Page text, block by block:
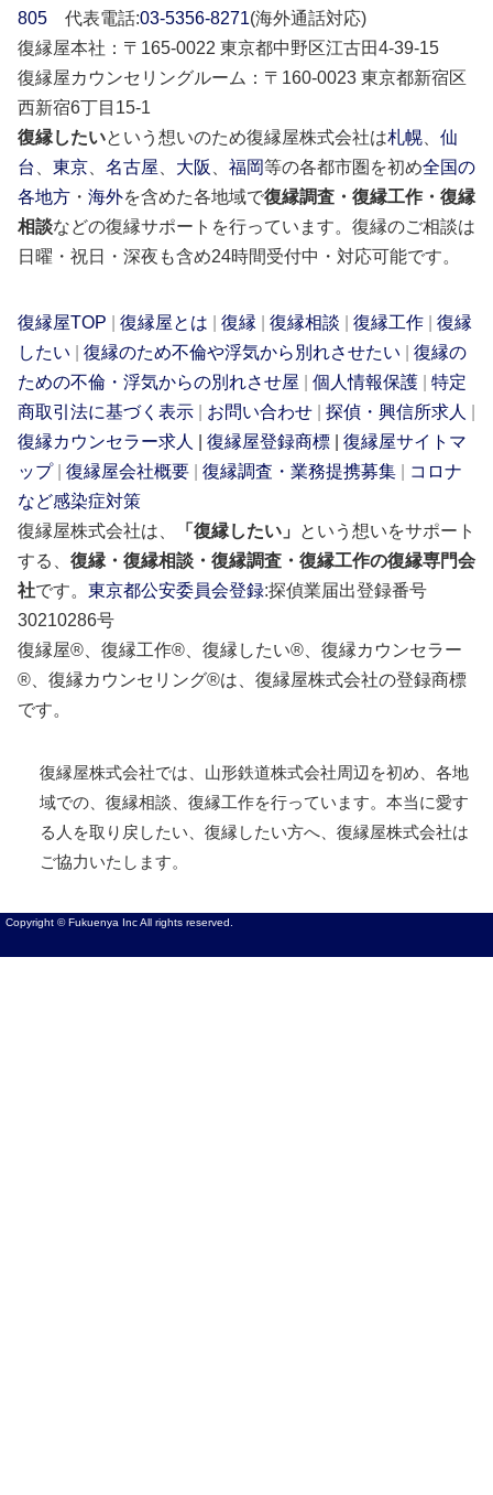
805 代表電話:03-5356-8271(海外通話対応)
復縁屋本社：〒165-0022 東京都中野区江古田4-39-15
復縁屋カウンセリングルーム：〒160-0023 東京都新宿区
西新宿6丁目15-1
復縁したいという想いのため復縁屋株式会社は札幌
仙
台
東京 名古屋 大阪 福岡等の各都市圏を初め全国の
各地方 ・ 海外を含めた各地域で復縁調査・復縁工作・復縁
相談などの復縁サポートを行っています。復縁のご相談は
日曜・祝日・深夜も含め24時間受付中・対応可能です。
復縁屋TOP 復縁屋とは 復縁 復縁相談 復縁工作
復縁
したい
復縁のため不倫や浮気から別れさせたい
復縁の
ための不倫・浮気からの別れさせ屋
個人情報保護
特定
商取引法に基づく表示
お問い合わせ 探偵・興信所求人
復縁カウンセラー求人
復縁屋登録商標
復縁屋サイトマ
ップ| 復縁屋会社概要 復縁調査・業務提携募集
コロナ
など感染症対策
復縁屋株式会社は、
「復縁したい」
という想いをサポート
する、 復縁・復縁相談・復縁調査・復縁工作の復縁専門会
社です。 東京都公安委員会登録:探偵業届出登録番号
30210286号
復縁屋®、復縁工作®、復縁したい®、復縁カウンセラー
®、復縁カウンセリング®は、復縁屋株式会社の登録商標
です。
復縁屋株式会社では、山形鉄道株式会社周辺を初め、各地
域での、復縁相談、復縁工作を行っています。本当に愛す
る人を取り戻したい、復縁したい方へ、復縁屋株式会社は
ご協力いたします。
Copyright © Fukuenya Inc All rights reserved.